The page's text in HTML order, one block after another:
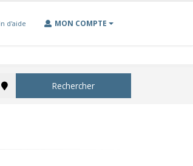
d'aide MON COMPTE
Rechercher